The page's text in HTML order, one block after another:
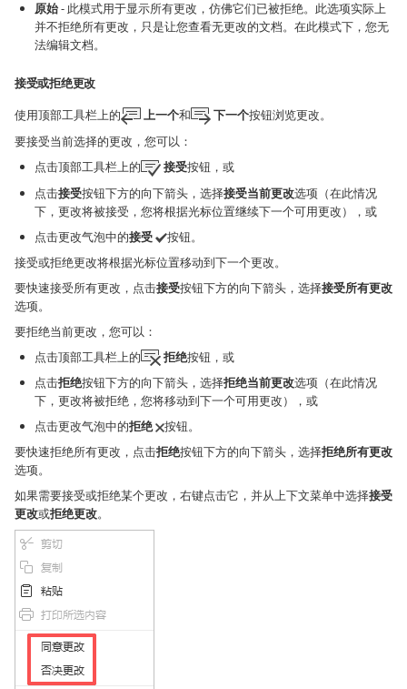
原始- 此模式用于显示所有更改，仿佛它们已被拒绝。此选项实际上
并不拒绝所有更改，只是让您查看无更改的文档。在此模式下，您无
法编辑文档。
接受或拒绝更改
使用顶部工具栏上的
上一个和 下一个按钮浏览更改。
要接受当前选择的更改，您可以：
点击顶部工具栏上的
接受按钮，或
点击接受按钮下方的向下箭头，选择接受当前更改选项（在此情况
下，更改将被接受，您将根据光标位置继续下一个可用更改），或
点击更改气泡中的接受
按钮。
接受或拒绝更改将根据光标位置移动到下一个更改。
要快速接受所有更改，点击接受按钮下方的向下箭头，选择接受所有更改
选项。
要拒绝当前更改，您可以：
点击顶部工具栏上的
拒绝按钮，或
点击拒绝按钮下方的向下箭头，选择拒绝当前更改选项（在此情况
下，更改将被拒绝，您将移动到下一个可用更改），或
点击更改气泡中的拒绝
按钮。
要快速拒绝所有更改，点击拒绝按钮下方的向下箭头，选择拒绝所有更改
选项。
如果需要接受或拒绝某个更改，右键点击它，并从上下文菜单中选择接受
更改或拒绝更改。